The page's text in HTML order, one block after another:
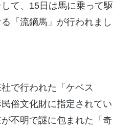
して、15日は馬に乗って駆
「流鏑馬」が行われまし
で行われた「ケベス
俗文化財に指定されてい
不明で謎に包まれた「奇